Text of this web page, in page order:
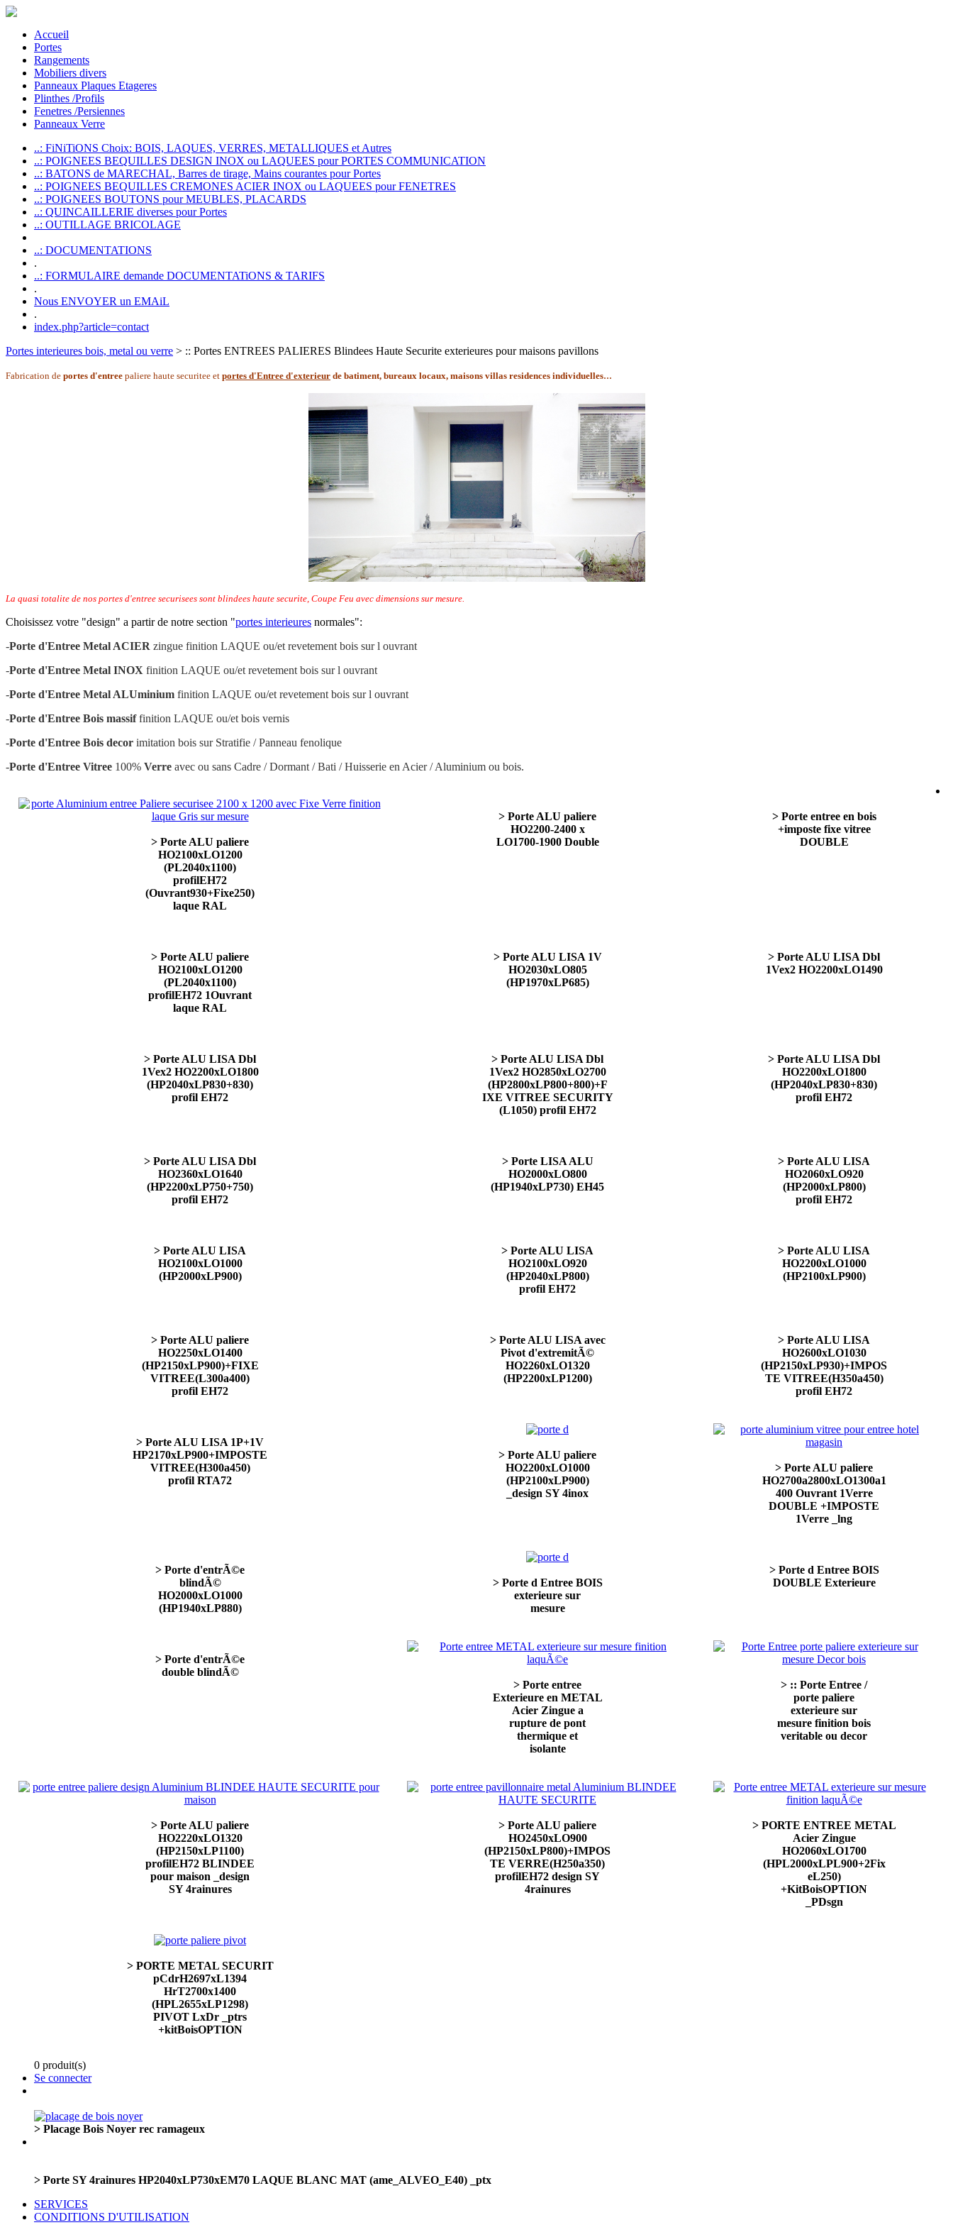
Accueil
Portes
Rangements
Mobiliers divers
Panneaux Plaques Etageres
Plinthes /Profils
Fenetres /Persiennes
Panneaux Verre
..: FiNiTiONS Choix: BOIS, LAQUES, VERRES, METALLIQUES et Autres
..: POIGNEES BEQUILLES DESIGN INOX ou LAQUEES pour PORTES COMMUNICATION
..: BATONS de MARECHAL, Barres de tirage, Mains courantes pour Portes
..: POIGNEES BEQUILLES CREMONES ACIER INOX ou LAQUEES pour FENETRES
..: POIGNEES BOUTONS pour MEUBLES, PLACARDS
..: QUINCAILLERIE diverses pour Portes
..: OUTILLAGE BRICOLAGE
..: DOCUMENTATIONS
.
..: FORMULAIRE demande DOCUMENTATiONS & TARIFS
.
Nous ENVOYER un EMAiL
.
index.php?article=contact
Portes interieures bois, metal ou verre > :: Portes ENTREES PALIERES Blindees Haute Securite exterieures pour maisons pavillons
Fabrication de portes d'entree paliere haute securitee et portes d'Entree d'exterieur de batiment, bureaux locaux, maisons villas residences individuelles...
La quasi totalite de nos portes d'entree securisees sont blindees haute securite, Coupe Feu avec dimensions sur mesure.
Choisissez votre "design" a partir de notre section "portes interieures normales":
-Porte d'Entree Metal ACIER zingue finition LAQUE ou/et revetement bois sur l ouvrant
-Porte d'Entree Metal INOX finition LAQUE ou/et revetement bois sur l ouvrant
-Porte d'Entree Metal ALUminium finition LAQUE ou/et revetement bois sur l ouvrant
-Porte d'Entree Bois massif finition LAQUE ou/et bois vernis
-Porte d'Entree Bois decor imitation bois sur Stratifie / Panneau fenolique
-Porte d'Entree Vitree 100% Verre avec ou sans Cadre / Dormant / Bati / Huisserie en Acier / Aluminium ou bois.
> Porte ALU paliere
HO2100xLO1200
(PL2040x1100)
profilEH72
(Ouvrant930+Fixe250)
laque RAL
> Porte ALU paliere
HO2200-2400 x
LO1700-1900 Double
> Porte entree en bois
+imposte fixe vitree
DOUBLE
> Porte ALU paliere
HO2100xLO1200
(PL2040x1100)
profilEH72 1Ouvrant
laque RAL
> Porte ALU LISA 1V
HO2030xLO805
(HP1970xLP685)
> Porte ALU LISA Dbl
1Vex2 HO2200xLO1490
> Porte ALU LISA Dbl
1Vex2 HO2200xLO1800
(HP2040xLP830+830)
profil EH72
> Porte ALU LISA Dbl
1Vex2 HO2850xLO2700
(HP2800xLP800+800)+F
IXE VITREE SECURITY
(L1050) profil EH72
> Porte ALU LISA Dbl
HO2200xLO1800
(HP2040xLP830+830)
profil EH72
> Porte ALU LISA Dbl
HO2360xLO1640
(HP2200xLP750+750)
profil EH72
> Porte LISA ALU
HO2000xLO800
(HP1940xLP730) EH45
> Porte ALU LISA
HO2060xLO920
(HP2000xLP800)
profil EH72
> Porte ALU LISA
HO2100xLO1000
(HP2000xLP900)
> Porte ALU LISA
HO2100xLO920
(HP2040xLP800)
profil EH72
> Porte ALU LISA
HO2200xLO1000
(HP2100xLP900)
> Porte ALU paliere
HO2250xLO1400
(HP2150xLP900)+FIXE
VITREE(L300a400)
profil EH72
> Porte ALU LISA avec
Pivot d'extremitÃ©
HO2260xLO1320
(HP2200xLP1200)
> Porte ALU LISA
HO2600xLO1030
(HP2150xLP930)+IMPOS
TE VITREE(H350a450)
profil EH72
> Porte ALU LISA 1P+1V
HP2170xLP900+IMPOSTE
VITREE(H300a450)
profil RTA72
> Porte ALU paliere
HO2200xLO1000
(HP2100xLP900)
_design SY 4inox
> Porte ALU paliere
HO2700a2800xLO1300a1
400 Ouvrant 1Verre
DOUBLE +IMPOSTE
1Verre _lng
> Porte d'entrÃ©e
blindÃ©
HO2000xLO1000
(HP1940xLP880)
> Porte d Entree BOIS
exterieure sur
mesure
> Porte d Entree BOIS
DOUBLE Exterieure
> Porte d'entrÃ©e
double blindÃ©
> Porte entree
Exterieure en METAL
Acier Zingue a
rupture de pont
thermique et
isolante
> :: Porte Entree /
porte paliere
exterieure sur
mesure finition bois
veritable ou decor
> Porte ALU paliere
HO2220xLO1320
(HP2150xLP1100)
profilEH72 BLINDEE
pour maison _design
SY 4rainures
> Porte ALU paliere
HO2450xLO900
(HP2150xLP800)+IMPOS
TE VERRE(H250a350)
profilEH72 design SY
4rainures
> PORTE ENTREE METAL
Acier Zingue
HO2060xLO1700
(HPL2000xLPL900+2Fix
eL250)
+KitBoisOPTION
_PDsgn
> PORTE METAL SECURIT
pCdrH2697xL1394
HrT2700x1400
(HPL2655xLP1298)
PIVOT LxDr _ptrs
+kitBoisOPTION
0 produit(s)
Se connecter
> Placage Bois Noyer rec ramageux
> Porte SY 4rainures HP2040xLP730xEM70 LAQUE BLANC MAT (ame_ALVEO_E40) _ptx
SERVICES
CONDITIONS D'UTILISATION